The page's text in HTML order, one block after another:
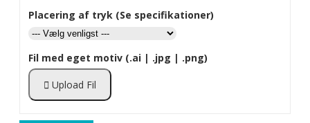
Placering af tryk (Se specifikationer)
Fil med eget motiv (.ai | .jpg | .png)
Upload Fil